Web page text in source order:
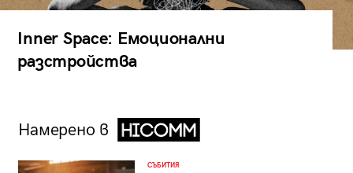
Inner Space: Емоционални
разстройства
Намерено в
СЪБИТИЯ